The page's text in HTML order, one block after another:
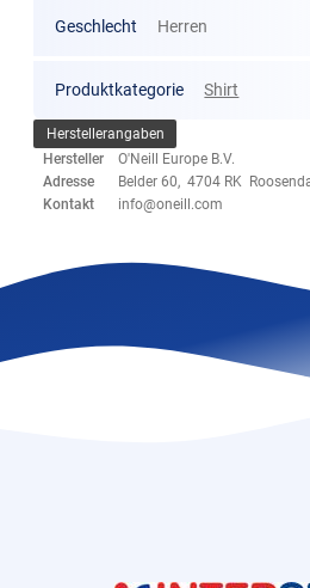
Geschlecht Herren
Produktkategorie Shirt
Herstellerangaben
Hersteller
O'Neill Europe B.V.
Adresse
Belder 60, 4704 RK
Kontakt
info@oneill.com